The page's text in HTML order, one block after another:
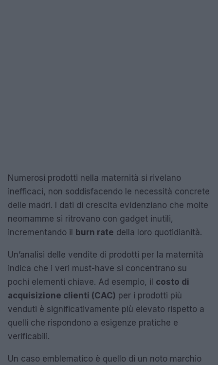
Numerosi prodotti nella maternità si rivelano
inefficaci, non soddisfacendo le necessità concrete
delle madri. I dati di crescita evidenziano che molte
neomamme si ritrovano con gadget inutili,
incrementando il burn rate della loro quotidianità.
Un’analisi delle vendite di prodotti per la maternità
indica che i veri must-have si concentrano su
pochi elementi chiave. Ad esempio, il costo di
acquisizione clienti (CAC) per i prodotti più
venduti è significativamente più elevato rispetto a
quelli che rispondono a esigenze pratiche e
verificabili.
Un caso emblematico è quello di un noto marchio